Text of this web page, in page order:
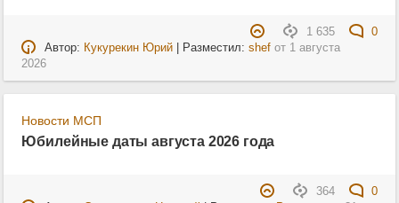
1 635
0
Автор: Кукурекин Юрий| Разместил: shefот 1 августа
2026
Новости МСП
Юбилейные даты августа 2026 года
364
0